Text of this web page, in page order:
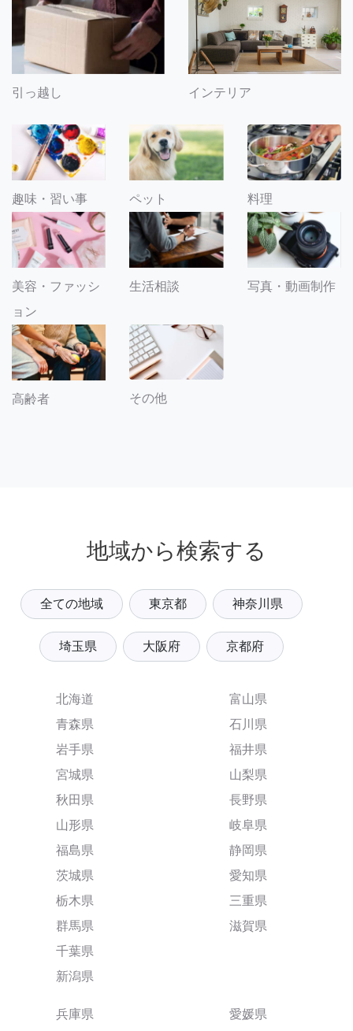
引っ越し インテリア
趣味・習い事 ペット 料理
美容・ファッシ
ョン
生活相談 写真・動画制作
高齢者 その他
地域から検索する
全ての地域 東京都 神奈川県
埼玉県 大阪府 京都府
北海道
青森県
岩手県
宮城県
秋田県
山形県
福島県
茨城県
栃木県
群馬県
千葉県
新潟県
富山県
石川県
福井県
山梨県
長野県
岐阜県
静岡県
愛知県
三重県
滋賀県
兵庫県
愛媛県